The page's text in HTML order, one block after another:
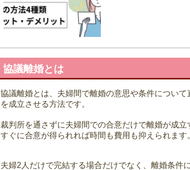
協議離婚とは
協議離婚とは、夫婦間で離婚の意思や条件につい
を成立させる方法です。
裁判所を通さずに夫婦間での合意だけで離婚が成
すぐに合意が得られれば時間も費用も抑えられます
夫婦2人だけで完結する場合だけでなく、離婚条件